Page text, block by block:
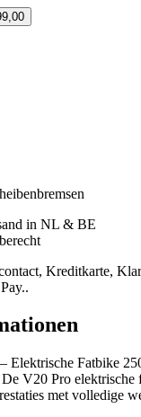
in NL & BE
Kreditkarte,
Elektrische Fatbike
V20 Pro elektrische
met volledige